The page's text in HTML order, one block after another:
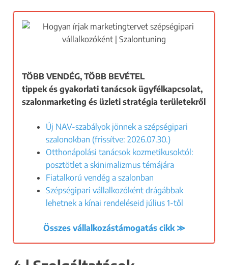
TÖBB VENDÉG, TÖBB BEVÉTEL
tippek és gyakorlati tanácsok ügyfélkapcsolat,
szalonmarketing és üzleti stratégia területekről
Új NAV-szabályok jönnek a szépségipari
szalonokban (frissítve: 2026.07.30.)
Otthonápolási tanácsok kozmetikusoktól:
posztötlet a skinimalizmus témájára
Fiatalkorú vendég a szalonban
Szépségipari vállalkozóként drágábbak
lehetnek a kínai rendeléseid július 1-től
Összes vállalkozástámogatás cikk ≫